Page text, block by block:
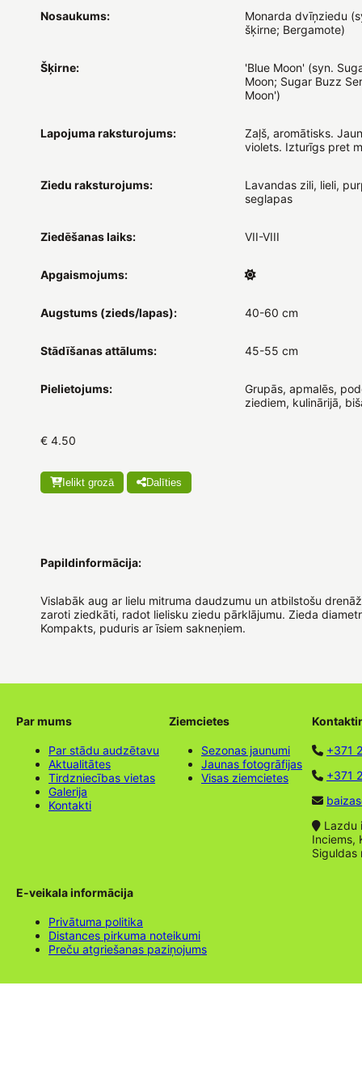
Nosaukums:
Monarda dvīņziedu
šķirne; Bergamote)
Šķirne:
'Blue Moon' (syn.
Moon; Sugar Buzz
Moon')
Lapojuma raksturojums:
Zaļš, aromātisks.
violets. Izturīgs pret
Ziedu raksturojums:
Lavandas zili, lieli,
seglapas
Ziedēšanas laiks: VII-VIII
Apgaismojums:
Augstums (zieds/lapas): 40-60 cm
Stādīšanas attālums: 45-55 cm
Pielietojums:
Grupās, apmalēs,
ziediem, kulinārijā,
€ 4.50
Ielikt grozā Dalīties
Papildinformācija:
Vislabāk aug ar lielu mitruma daudzumu un atbilstošu
zaroti ziedkāti, radot lielisku ziedu pārklājumu. Zieda
Kompakts, puduris ar īsiem sakneņiem.
Par mums
Par stādu audzētavu
Aktualitātes
Tirdzniecības vietas
Galerija
Kontakti
Ziemcietes
Sezonas jaunumi
Jaunas fotogrāfijas
Visas ziemcietes
+371
+371
Lazdu
Inciems,
Siguldas
E-veikala informācija
Privātuma politika
Distances pirkuma noteikumi
Preču atgriešanas paziņojums